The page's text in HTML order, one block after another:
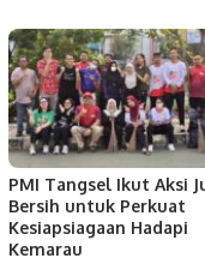
PMI Tangsel Ikut Aksi
Bersih untuk Perkuat
Kesiapsiagaan Hadapi
Kemarau